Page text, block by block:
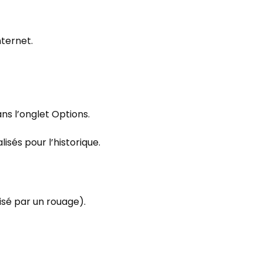
l’onglet Options.
pour l’historique.
par un rouage).